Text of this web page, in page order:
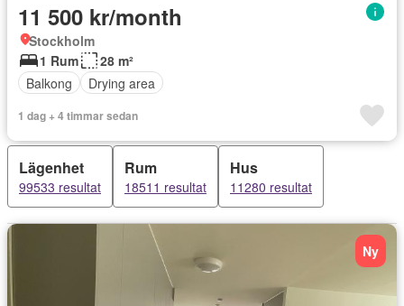
11 500 kr/month
Stockholm
1 Rum
28 m²
Balkong
Drying area
1 dag + 4 timmar sedan
Lägenhet
99533 resultat
Rum
18511 resultat
Hus
11280 resultat
Ny